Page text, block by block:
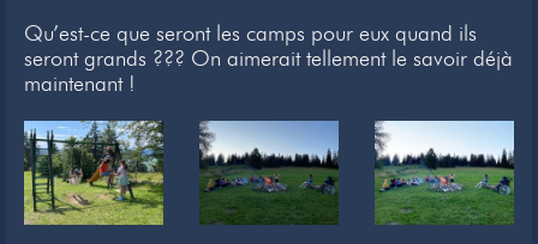
Qu’est-ce que seront les camps pour eux quand ils
seront grands ??? On aimerait tellement le savoir déjà
maintenant !